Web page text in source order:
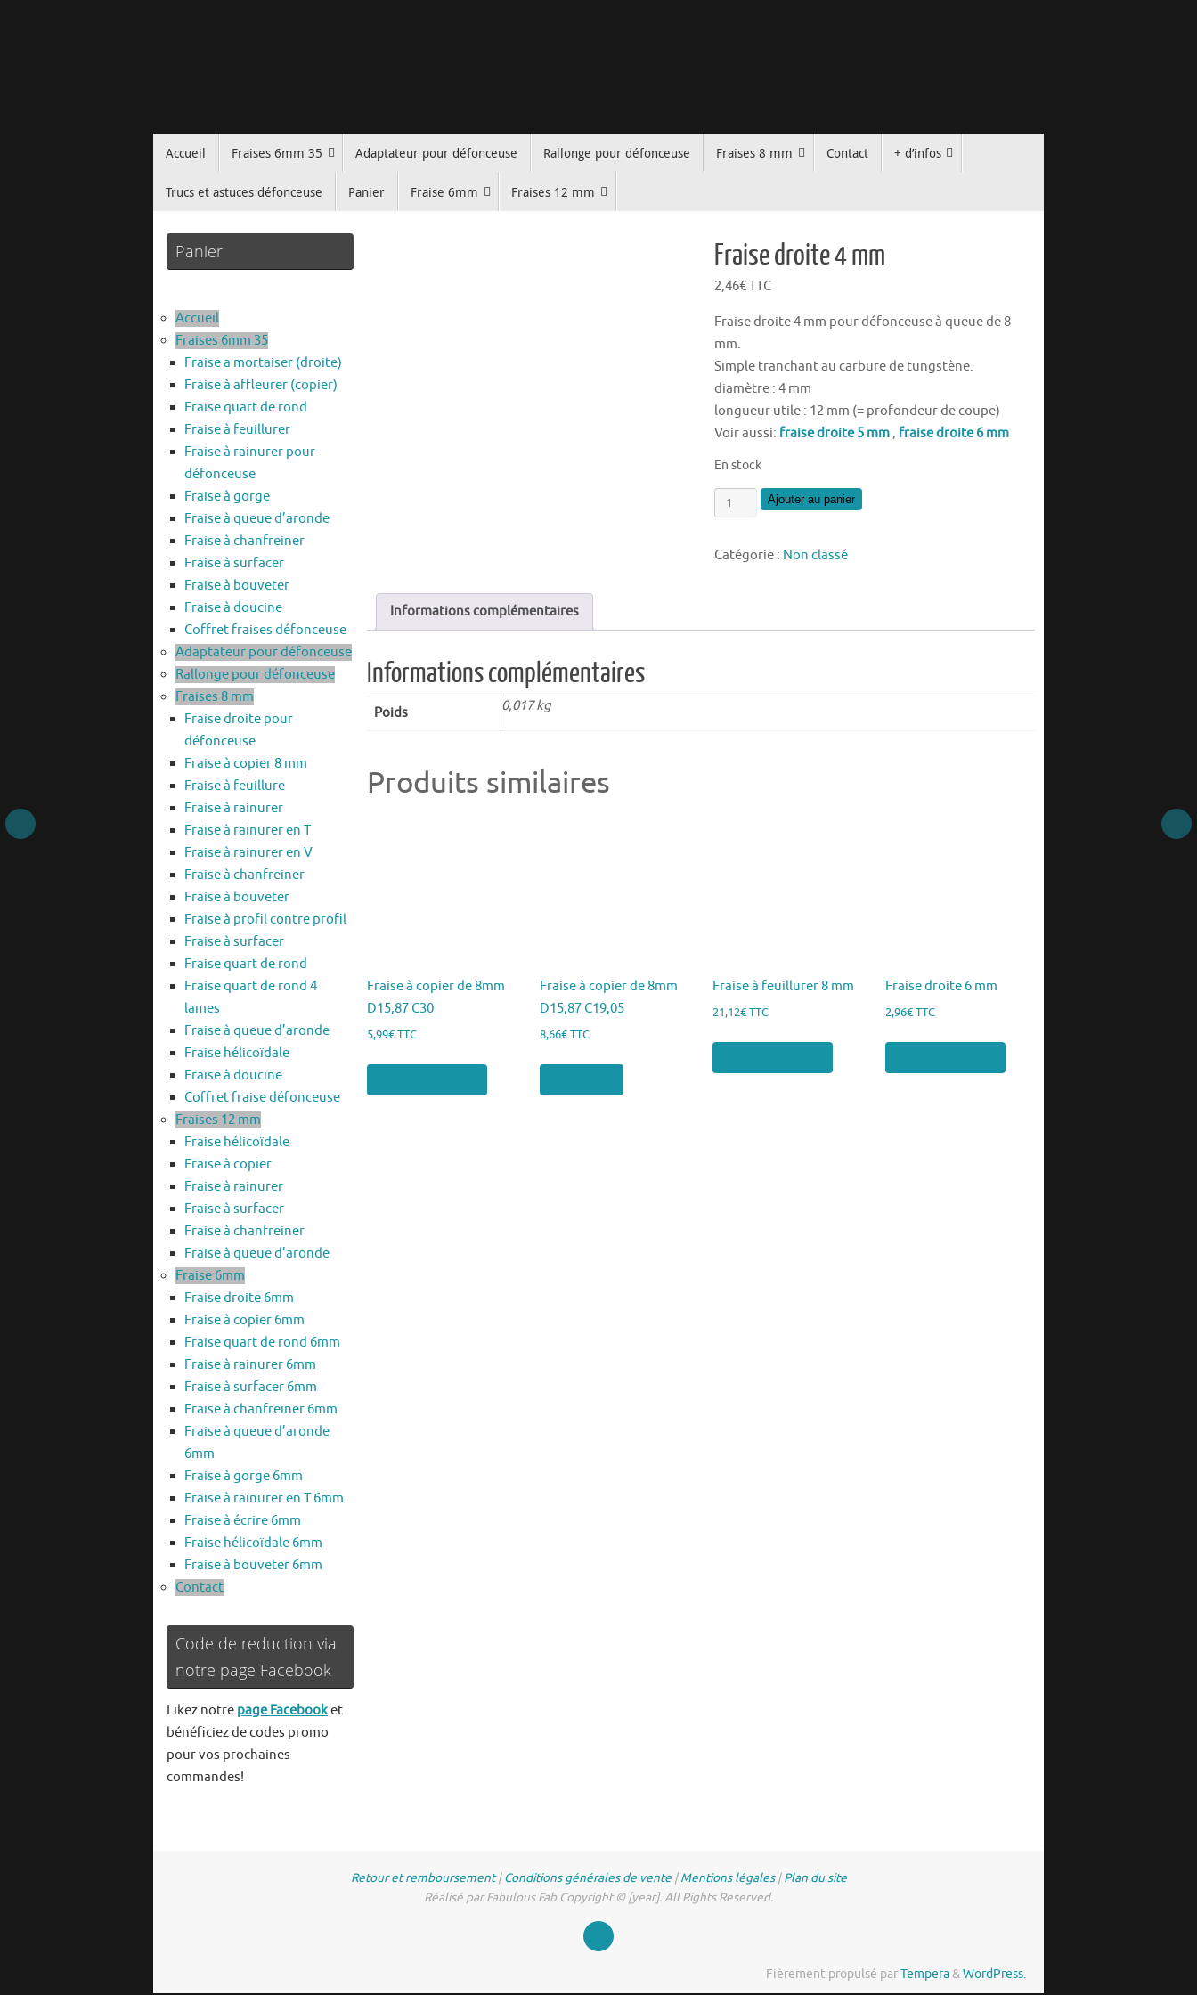
Accueil Fraises 6mm 35 Adaptateur pour défonceuse Rallonge pour défonceuse Fraises 8 mm Contact + d’infos
Trucs et astuces défonceuse Panier Fraise 6mm Fraises 12 mm
Fraise droite 4 mm
2,46€TTC
Fraise droite 4 mm pour défonceuse à queue de 8
mm.
Simple tranchant au carbure de tungstène.
diamètre : 4 mm
longueur utile : 12 mm (= profondeur de coupe)
Voir aussi: fraise droite 5 mm , fraise droite 6 mm
En stock
quantité
de
droite
Ajouter au panier
Catégorie : Non classé
Informations complémentaires
Informations complémentaires
Poids 0,017 kg
Produits similaires
Fraise à copier de 8mm
D15,87 C30
5,99€TTC
Fraise à copier de 8mm
D15,87 C19,05
8,66€TTC
Fraise à feuillurer 8 mm
21,12€ TTC
Fraise droite 6 mm
2,96€ TTC
Panier
Accueil
Fraises 6mm 35
Fraise a mortaiser (droite)
Fraise à affleurer (copier)
Fraise quart de rond
Fraise à feuillurer
Fraise à rainurer pour
défonceuse
Fraise à gorge
Fraise à queue d’aronde
Fraise à chanfreiner
Fraise à surfacer
Fraise à bouveter
Fraise à doucine
Coffret fraises défonceuse
Adaptateur pour défonceuse
Rallonge pour défonceuse
Fraises 8 mm
Fraise droite pour
défonceuse
Fraise à copier 8 mm
Fraise à feuillure
Fraise à rainurer
Fraise à rainurer en T
Fraise à rainurer en V
Fraise à chanfreiner
Fraise à bouveter
Fraise à profil contre profil
Fraise à surfacer
Fraise quart de rond
Fraise quart de rond 4
lames
Fraise à queue d’aronde
Fraise hélicoïdale
Fraise à doucine
Coffret fraise défonceuse
Fraises 12 mm
Fraise hélicoïdale
Fraise à copier
Fraise à rainurer
Fraise à surfacer
Fraise à chanfreiner
Fraise à queue d’aronde
Fraise 6mm
Fraise droite 6mm
Fraise à copier 6mm
Fraise quart de rond 6mm
Fraise à rainurer 6mm
Fraise à surfacer 6mm
Fraise à chanfreiner 6mm
Fraise à queue d’aronde
6mm
Fraise à gorge 6mm
Fraise à rainurer en T 6mm
Fraise à écrire 6mm
Fraise hélicoïdale 6mm
Fraise à bouveter 6mm
Contact
Code de reduction via
notre page Facebook
Likez notre page Facebooket
bénéficiez de codes promo
pour vos prochaines
commandes!
Retour et remboursement|Conditions générales de vente|Mentions légales|Plan du site
Réalisé par Fabulous Fab Copyright © [year]. All Rights Reserved.
Fièrement propulsé parTempera&WordPress.